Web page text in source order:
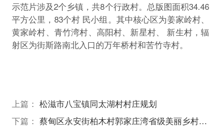
示范片涉及2个乡镇，共8个行政村。总版图面积34.46
平方公里，83个村 民小组。其中核心区为姜家岭村、
黄家岭村、青竹湾村、高阳村、新星村、 新生村，辐
射区为街斯路南北入口的万年桥村和苦竹寺村。
上篇： 松滋市八宝镇同太湖村村庄规划
下篇： 蔡甸区永安街柏木村郭家庄湾省级美丽乡村试点建设项目